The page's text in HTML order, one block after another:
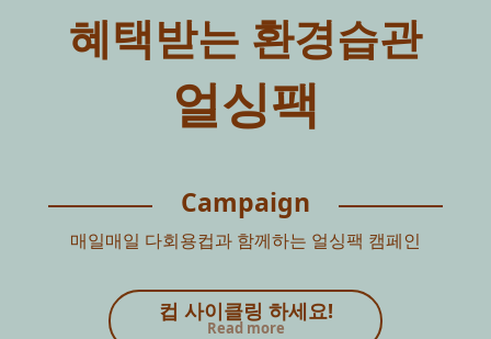
혜택받는 환경습관
얼싱팩
Campaign
매일매일 다회용컵과 함께하는 얼싱팩 캠페인
컵 사이클링 하세요!
Read more